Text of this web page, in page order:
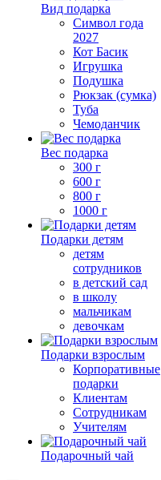
Вид подарка
Символ года
2027
Кот Басик
Игрушка
Подушка
Рюкзак (сумка)
Туба
Чемоданчик
Вес подарка
300 г
600 г
800 г
1000 г
Подарки детям
детям
сотрудников
в детский сад
в школу
мальчикам
девочкам
Подарки взрослым
Корпоративные
подарки
Клиентам
Сотрудникам
Учителям
Подарочный чай